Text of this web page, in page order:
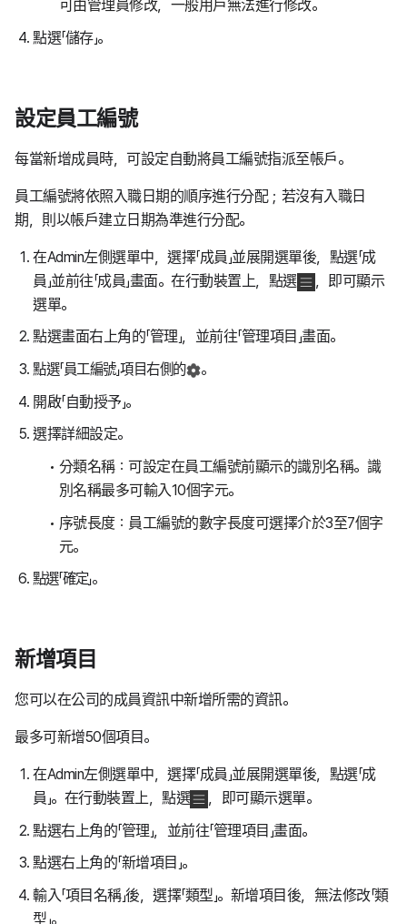
可由管理員修改，一般用戶無法進行修改。
點選「儲存」。
設定員工編號
每當新增成員時，可設定自動將員工編號指派至帳戶。
員工編號將依照入職日期的順序進行分配；若沒有入職日
期，則以帳戶建立日期為準進行分配。
在Admin左側選單中，選擇「成員」並展開選單後，點選「成
員」並前往「成員」畫面。在行動裝置上，點選
，即可顯示
選單。
點選畫面右上角的「管理」，並前往「管理項目」畫面。
點選「員工編號」項目右側的
。
開啟「自動授予」。
選擇詳細設定。
分類名稱：可設定在員工編號前顯示的識別名稱。識
別名稱最多可輸入10個字元。
序號長度：員工編號的數字長度可選擇介於3至7個字
元。
點選「確定」。
新增項目
您可以在公司的成員資訊中新增所需的資訊。
最多可新增50個項目。
在Admin左側選單中，選擇「成員」並展開選單後，點選「成
員」。在行動裝置上，點選
，即可顯示選單。
點選右上角的「管理」，並前往「管理項目」畫面。
點選右上角的「新增項目」。
輸入「項目名稱」後，選擇「類型」。新增項目後，無法修改「類
型」。